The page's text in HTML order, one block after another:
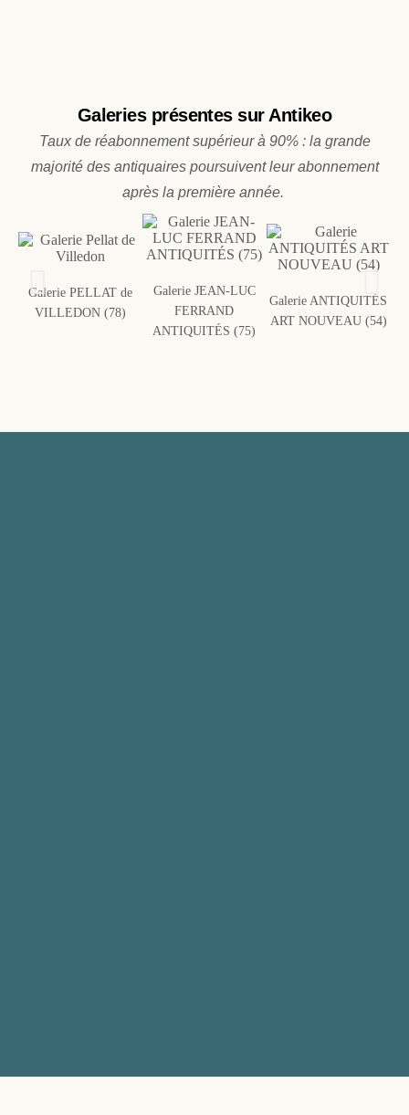
Galeries présentes sur Antikeo
Taux de réabonnement supérieur à 90% : la grande
majorité des antiquaires poursuivent leur abonnement
après la première année.
Galerie PELLAT de
VILLEDON (78)
Galerie JEAN-LUC
FERRAND
ANTIQUITÉS (75)
Galerie ANTIQUITÉS
ART NOUVEAU (54)